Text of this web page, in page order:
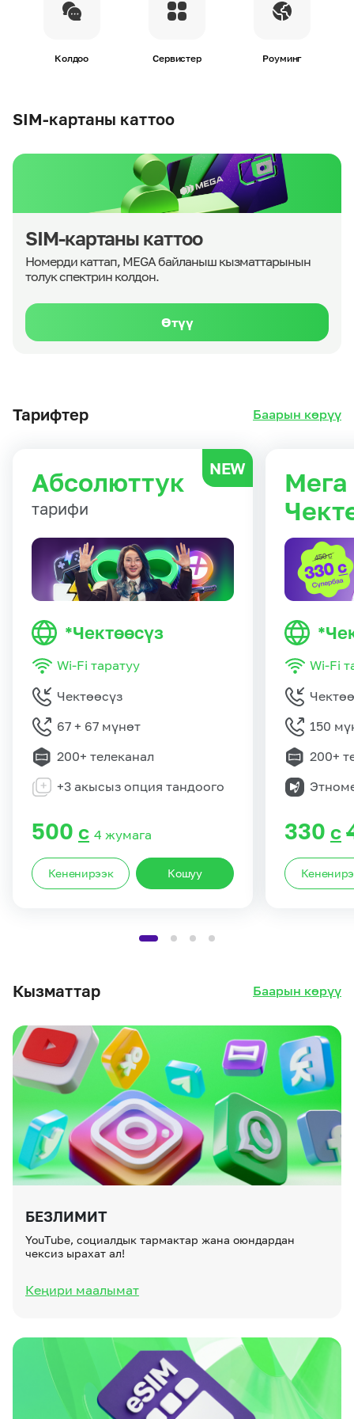
Колдоо Сервистер Роуминг
SIM-картаны каттоо
SIM-картаны каттоо
Номерди каттап, MEGA байланыш кызматтарынын
толук спектрин колдон.
Өтүү
Тарифтер Баарын көрүү
NEW
Абсолюттук
тарифи
*Чектөөсүз
Wi-Fi таратуу
Чектөөсүз
67 + 67 мүнөт
200+ телеканал
+3 акысыз опция тандоого
500 с 4 жумага
Кененирээк Кошуу
Мега
Wi-Fi
150
200+
330 с
Кызматтар Баарын көрүү
БЕЗЛИМИТ
YouTube, социалдык тармактар ​​жана оюндардан
чексиз ырахат ал!
Кеңири маалымат